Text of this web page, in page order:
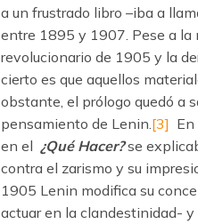
a un frustrado libro –iba a
entre 1895 y 1907. Pese a la
revolucionario de 1905 y la
cierto es que aquellos
obstante, el prólogo quedó a
pensamiento de Lenin. [3]
en el ¿Qué Hacer?se
contra el zarismo y su
1905 Lenin modifica su
actuar en la clandestinidad-